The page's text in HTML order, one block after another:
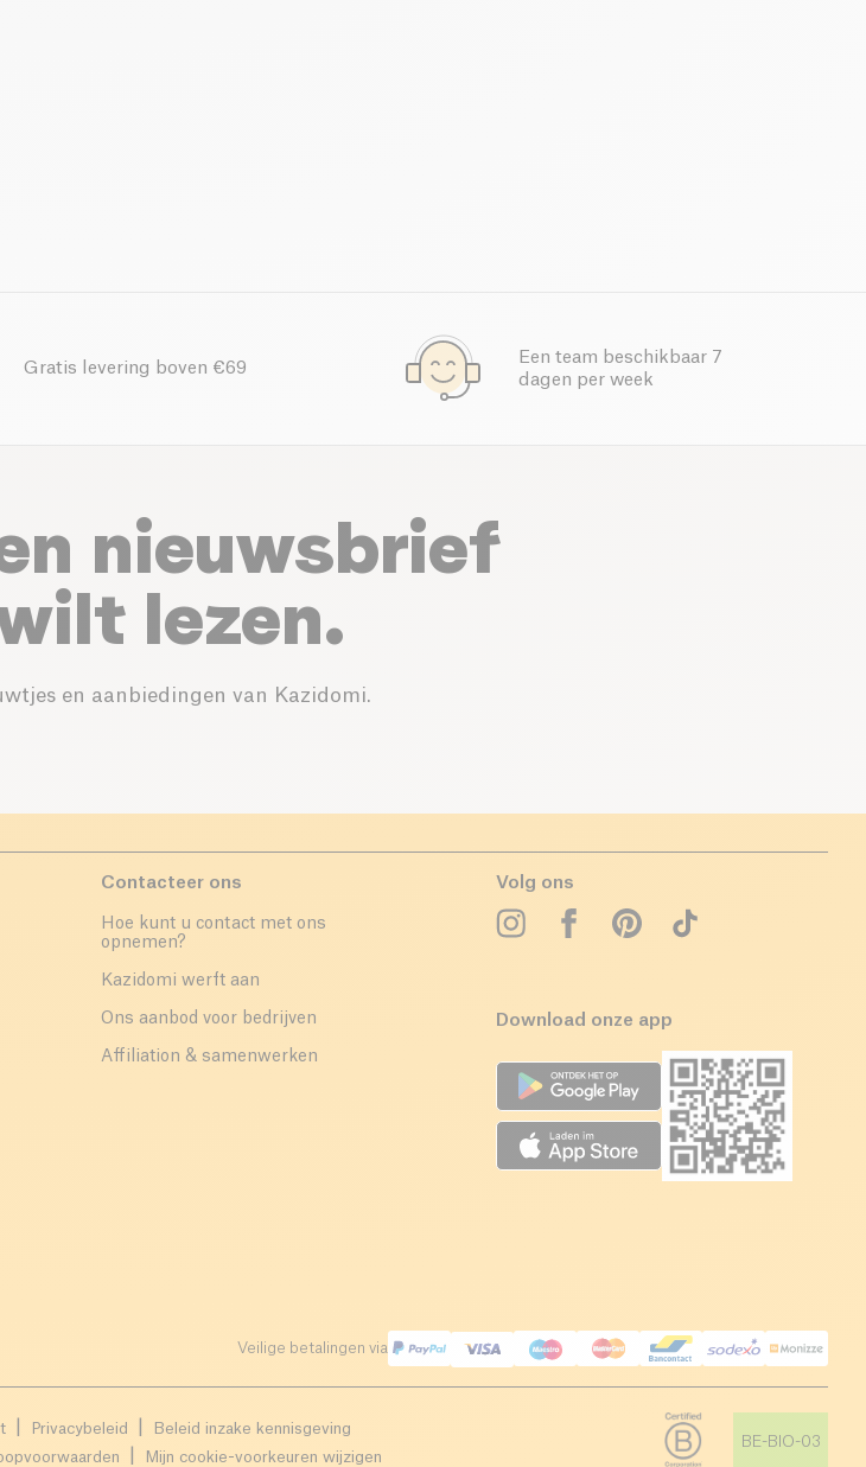
Gratis levering boven €69
Een team beschikbaar 7
dagen per week
nieuwsbrief
lezen.
en aanbiedingen van Kazidomi.
Contacteer ons
Hoe kunt u contact met ons
opnemen?
Kazidomi werft aan
Ons aanbod voor bedrijven
Affiliation & samenwerken
Volg ons
Download onze app
Veilige betalingen via
Privacybeleid
Beleid inzake kennisgeving
Mijn cookie-voorkeuren wijzigen
BE-BIO-03